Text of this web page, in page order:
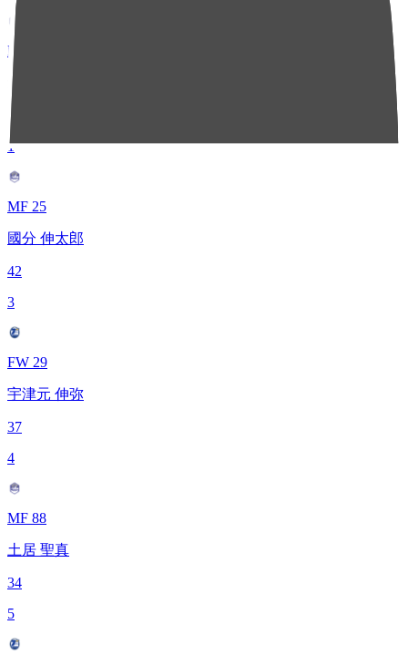
MF 10
氣田 亮真
42
1
MF 25
國分 伸太郎
42
3
FW 29
宇津元 伸弥
37
4
MF 88
土居 聖真
34
5